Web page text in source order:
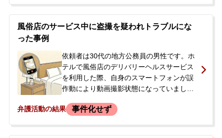
しました。依頼者はその場で店側に100万
円を支払いましたが、そのお金が女性本人
警察に相談。警察から依頼者に連絡があっ
たため、どう対応すべきか分からず、当事
務所に相談されました。
風俗店のサービス中に盗撮を疑われトラブルにな
った事例
依頼者は30代の地方公務員の男性です。ホ
テルで風俗店のデリバリーヘルスサービス
を利用した際、自身のスマートフォンが誤
作動により動画撮影状態になっていまし
し、駆け付けた店の者から盗撮を疑われま
弁護活動の結果 事件化せず